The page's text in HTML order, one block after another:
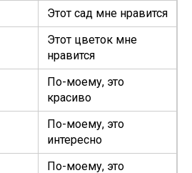
Этот сад мне нравится
Этот цветок мне
нравится
По-моему, это
красиво
По-моему, это
интересно
По-моему, это